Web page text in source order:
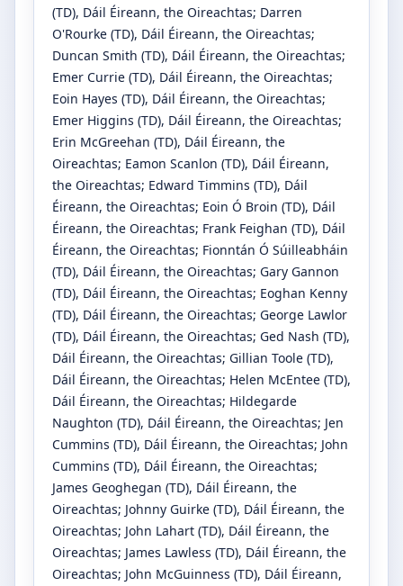
(TD), Dáil Éireann, the Oireachtas; Darren
O'Rourke (TD), Dáil Éireann, the Oireachtas;
Duncan Smith (TD), Dáil Éireann, the Oireachtas;
Emer Currie (TD), Dáil Éireann, the Oireachtas;
Eoin Hayes (TD), Dáil Éireann, the Oireachtas;
Emer Higgins (TD), Dáil Éireann, the Oireachtas;
Erin McGreehan (TD), Dáil Éireann, the
Oireachtas; Eamon Scanlon (TD), Dáil Éireann,
the Oireachtas; Edward Timmins (TD), Dáil
Éireann, the Oireachtas; Eoin Ó Broin (TD), Dáil
Éireann, the Oireachtas; Frank Feighan (TD), Dáil
Éireann, the Oireachtas; Fionntán Ó Súilleabháin
(TD), Dáil Éireann, the Oireachtas; Gary Gannon
(TD), Dáil Éireann, the Oireachtas; Eoghan Kenny
(TD), Dáil Éireann, the Oireachtas; George Lawlor
(TD), Dáil Éireann, the Oireachtas; Ged Nash (TD),
Dáil Éireann, the Oireachtas; Gillian Toole (TD),
Dáil Éireann, the Oireachtas; Helen McEntee (TD),
Dáil Éireann, the Oireachtas; Hildegarde
Naughton (TD), Dáil Éireann, the Oireachtas; Jen
Cummins (TD), Dáil Éireann, the Oireachtas; John
Cummins (TD), Dáil Éireann, the Oireachtas;
James Geoghegan (TD), Dáil Éireann, the
Oireachtas; Johnny Guirke (TD), Dáil Éireann, the
Oireachtas; John Lahart (TD), Dáil Éireann, the
Oireachtas; James Lawless (TD), Dáil Éireann, the
Oireachtas; John McGuinness (TD), Dáil Éireann,